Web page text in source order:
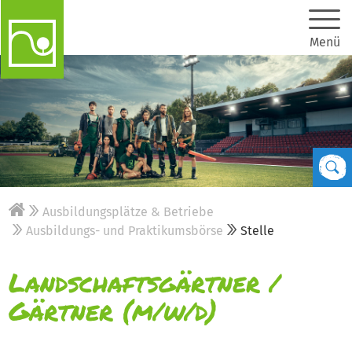
Menü
Ausbildungsplätze & Betriebe
Ausbildungs- und Praktikumsbörse
Stelle
Landschaftsgärtner /
Gärtner (m/w/d)